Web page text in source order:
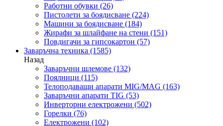
Работни обувки (26)
Пистолети за боядисване (224)
Машини за боядисване (184)
Жирафи за шлайфане на стени (151)
Повдигачи за гипсокартон (57)
Заваръчна техника (1585)
Назад
Заваръчни шлемове (132)
Поялници (115)
Телоподаващи апарати MIG/MAG (163)
Заваръчни апарати TIG (53)
Инверторни електрожени (502)
Горелки (76)
Електрожени (102)